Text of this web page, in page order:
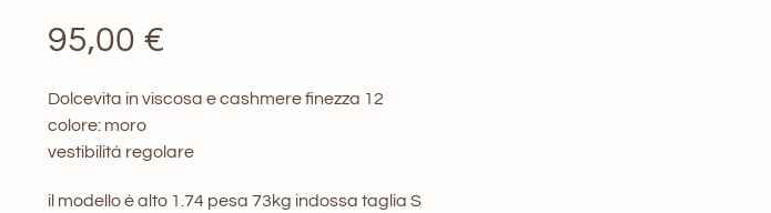
95,00 €
Dolcevita in viscosa e cashmere finezza 12
colore: moro
vestibilità regolare
il modello è alto 1.74 pesa 73kg indossa taglia S